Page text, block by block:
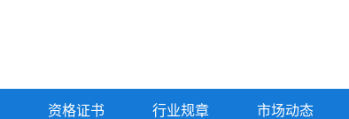
资格证书 行业规章 市场动态